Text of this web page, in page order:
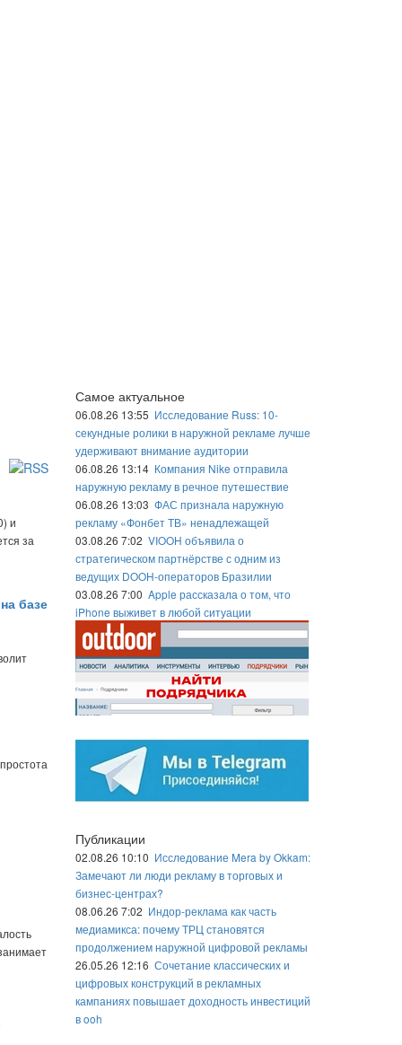
и
за
базе
Самое актуальное
06.08.26 13:55 Исследование Russ: 10-
секундные ролики в наружной рекламе лучше
удерживают внимание аудитории
06.08.26 13:14 Компания Nike отправила
наружную рекламу в речное путешествие
06.08.26 13:03 ФАС признала наружную
рекламу «Фонбет ТВ» ненадлежащей
03.08.26 7:02 VIOOH объявила о
стратегическом партнёрстве с одним из
ведущих DOOH-операторов Бразилии
03.08.26 7:00 Apple рассказала о том, что
iPhone выживет в любой ситуации
Публикации
02.08.26 10:10 Исследование Mera by Okkam:
Замечают ли люди рекламу в торговых и
бизнес-центрах?
08.06.26 7:02 Индор-реклама как часть
медиамикса: почему ТРЦ становятся
продолжением наружной цифровой рекламы
26.05.26 12:16 Сочетание классических и
цифровых конструкций в рекламных
кампаниях повышает доходность инвестиций
в ooh